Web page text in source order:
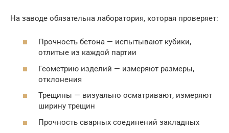
На заводе обязательна лаборатория, которая проверяет:
Прочность бетона — испытывают кубики,
отлитые из каждой партии
Геометрию изделий — измеряют размеры,
отклонения
Трещины — визуально осматривают, измеряют
ширину трещин
Прочность сварных соединений закладных